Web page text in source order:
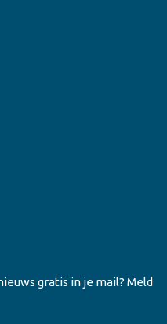
gratis in je mail? Meld